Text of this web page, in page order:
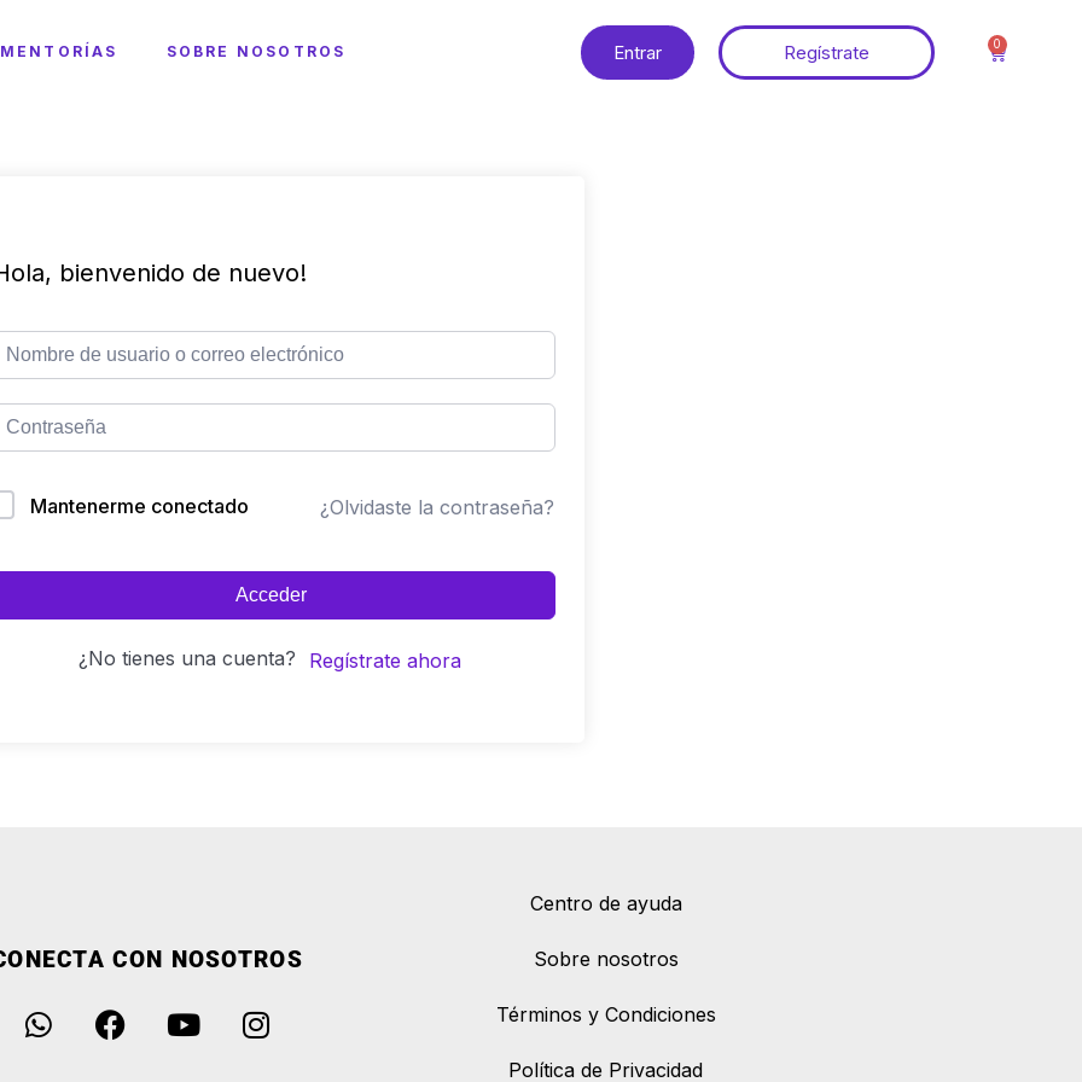
MENTORÍAS SOBRE NOSOTROS Entrar Regístrate 0
bienvenido de nuevo!
Mantenerme conectado ¿Olvidaste la contraseña?
Acceder
¿No tienes una cuenta? Regístrate ahora
CON NOSOTROS
Centro de ayuda
Sobre nosotros
Términos y Condiciones
Política de Privacidad